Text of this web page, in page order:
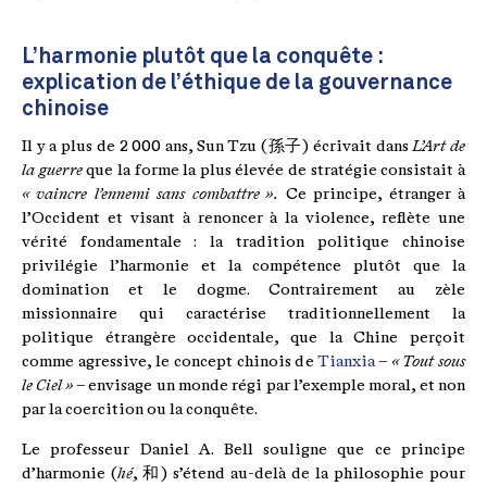
L’harmonie plutôt que la conquête :
explication de l’éthique de la gouvernance
chinoise
Il y a plus de 2 000 ans, Sun Tzu (孫子) écrivait dans L’Art de
la guerreque la forme la plus élevée de stratégie consistait à
« vaincre l’ennemi sans combattre ». Ce principe, étranger à
l’Occident et visant à renoncer à la violence, reflète une
vérité fondamentale : la tradition politique chinoise
privilégie l’harmonie et la compétence plutôt que la
domination et le dogme. Contrairement au zèle
missionnaire qui caractérise traditionnellement la
politique étrangère occidentale, que la Chine perçoit
comme agressive, le concept chinois deTianxia – « Tout sous
le Ciel » – envisage un monde régi par l’exemple moral, et non
par la coercition ou la conquête.
Le professeur Daniel A. Bell souligne que ce principe
d’harmonie (hé, 和) s’étend au-delà de la philosophie pour